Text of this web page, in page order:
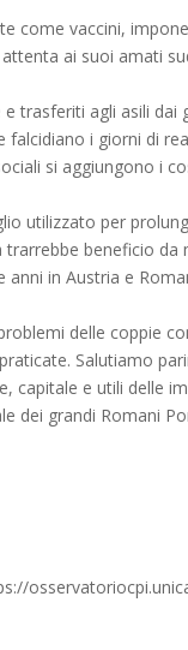
come vaccini,
ai suoi amati
trasferiti agli asili dai
i giorni di
si aggiungono i
utilizzato per
beneficio
in Austria e
delle coppie
Salutiamo
capitale e utili delle
dei grandi Romani